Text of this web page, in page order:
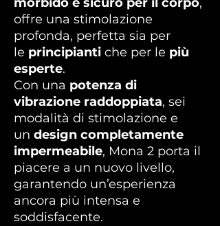
offre una stimolazione
profonda, perfetta sia per
le principianti che per le più
esperte.
Con una potenza di
vibrazione raddoppiata, sei
modalità di stimolazione e
un design completamente
impermeabile, Mona 2 porta il
piacere a un nuovo livello,
garantendo un’esperienza
ancora più intensa e
soddisfacente.